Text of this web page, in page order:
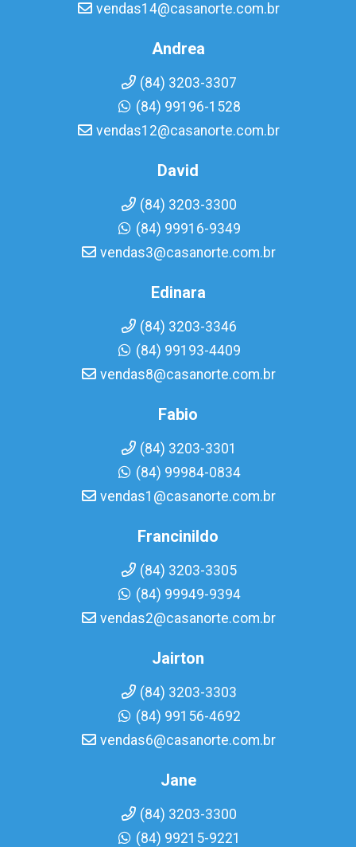
vendas14@casanorte.com.br
Andrea
(84) 3203-3307
(84) 99196-1528
vendas12@casanorte.com.br
David
(84) 3203-3300
(84) 99916-9349
vendas3@casanorte.com.br
Edinara
(84) 3203-3346
(84) 99193-4409
vendas8@casanorte.com.br
Fabio
(84) 3203-3301
(84) 99984-0834
vendas1@casanorte.com.br
Francinildo
(84) 3203-3305
(84) 99949-9394
vendas2@casanorte.com.br
Jairton
(84) 3203-3303
(84) 99156-4692
vendas6@casanorte.com.br
Jane
(84) 3203-3300
(84) 99215-9221